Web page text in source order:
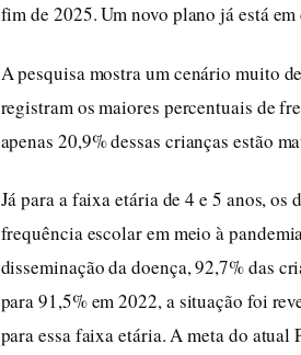
fim de 2025. Um novo plano já está
A pesquisa mostra um cenário muito
registram os maiores percentuais de
apenas 20,9% dessas crianças estão
Já para a faixa etária de 4 e 5 anos, os
frequência escolar em meio à
disseminação da doença, 92,7% das
para 91,5% em 2022, a situação foi
para essa faixa etária. A meta do atual